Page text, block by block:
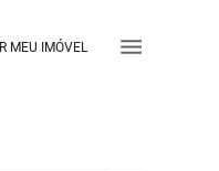
MEU IMÓVEL